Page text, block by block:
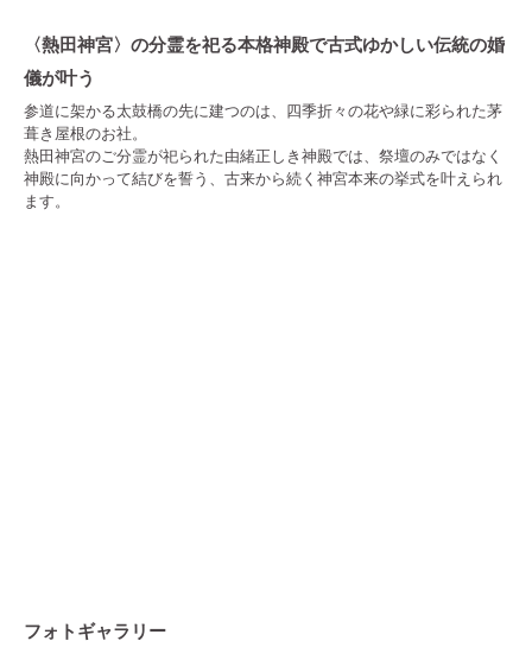
〈熱田神宮〉の分霊を祀る本格神殿で古式ゆかしい伝統の婚
儀が叶う
参道に架かる太鼓橋の先に建つのは、四季折々の花や緑に彩られた茅
葺き屋根のお社。
熱田神宮のご分霊が祀られた由緒正しき神殿では、祭壇のみではなく
神殿に向かって結びを誓う、古来から続く神宮本来の挙式を叶えられ
ます。
フォトギャラリー